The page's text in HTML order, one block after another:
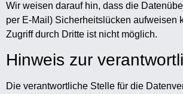
Wir weisen darauf hin, dass die
per E-Mail) Sicherheitslücken aufweisen
Zugriff durch Dritte ist nicht möglich.
Hinweis zur
Die verantwortliche Stelle für die